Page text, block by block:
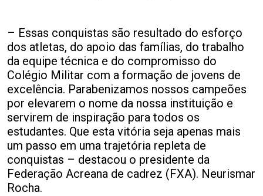
– Essas conquistas são resultado do esforço
dos atletas, do apoio das famílias, do trabalho
da equipe técnica e do compromisso do
Colégio Militar com a formação de jovens de
excelência. Parabenizamos nossos campeões
por elevarem o nome da nossa instituição e
servirem de inspiração para todos os
estudantes. Que esta vitória seja apenas mais
um passo em uma trajetória repleta de
conquistas – destacou o presidente da
Federação Acreana de cadrez (FXA). Neurismar
Rocha.